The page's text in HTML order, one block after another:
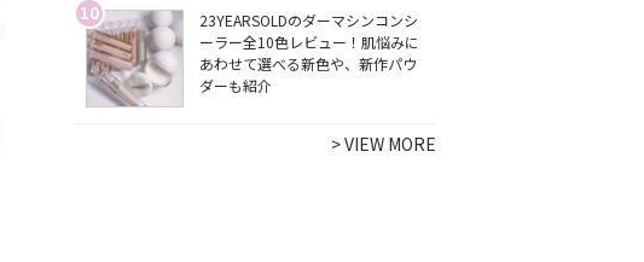
10
23YEARSOLDのダーマシンコンシ
ーラー全10色レビュー！肌悩みに
あわせて選べる新色や、新作パウ
ダーも紹介
>VIEW MORE